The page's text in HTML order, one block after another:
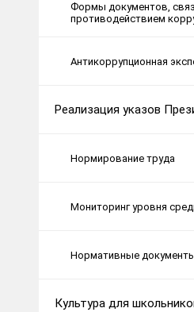
Формы документов,
противодействием
Антикоррупционная
Реализация указов
Нормирование труда
Мониторинг уровня
Нормативные
Культура для